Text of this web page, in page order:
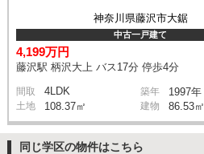
神奈川県藤沢市大鋸
中古一戸建て
4,199万円
藤沢駅 柄沢大上 バス17分 停歩4分
間取 4LDK 築年 1997年
土地 108.37㎡ 建物 86.53㎡
同じ学区の物件はこちら